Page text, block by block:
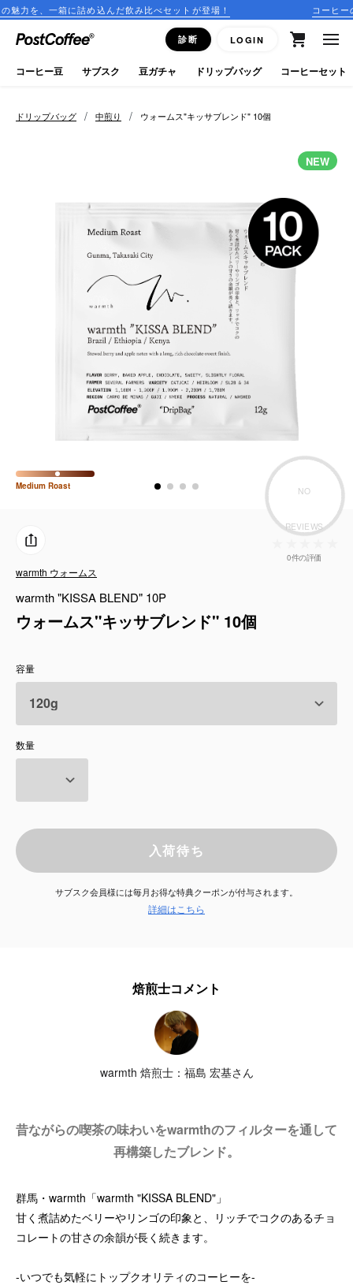
に詰め込んだ飲み比べセットが登場！ コーヒーのサブスクリ
診断 LOGIN
close
ログイン
新規会員登録
keyboard_arrow_right
ミルク・フード類
アクセサリ
CFFBNS
リキッド
特集
コーヒーのサブスク
サービス
店舗情報
ドリップバッグ / 中煎り / ウォームス"キッサブレンド" 10個
NEW
Medium Roast NO
REVIEWS
0件の評価
warmth ウォームス
warmth "KISSA BLEND" 10P
ウォームス"キッサブレンド" 10個
容量
数量
入荷待ち
サブスク会員様には毎月お得な特典クーポンが付与されます。
詳細はこちら
焙煎士コメント
warmth 焙煎士：福島 宏基さん
昔ながらの喫茶の味わいをwarmthのフィルターを通して
再構築したブレンド。
群馬・warmth「warmth "KISSA BLEND"」
甘く煮詰めたベリーやリンゴの印象と、リッチでコクのあるチョ
コレートの甘さの余韻が長く続きます。
-いつでも気軽にトップクオリティのコーヒーを-
コーヒー豆 サブスク 豆ガチャ ドリップバッグ コーヒーセット